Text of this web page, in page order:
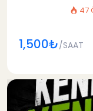
47
1,500₺/SAAT